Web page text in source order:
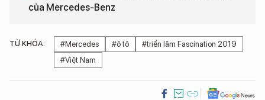
của Mercedes-Benz
TỪ KHÓA: #Mercedes #ô tô
#triển lãm Fascination 2019
#Việt Nam